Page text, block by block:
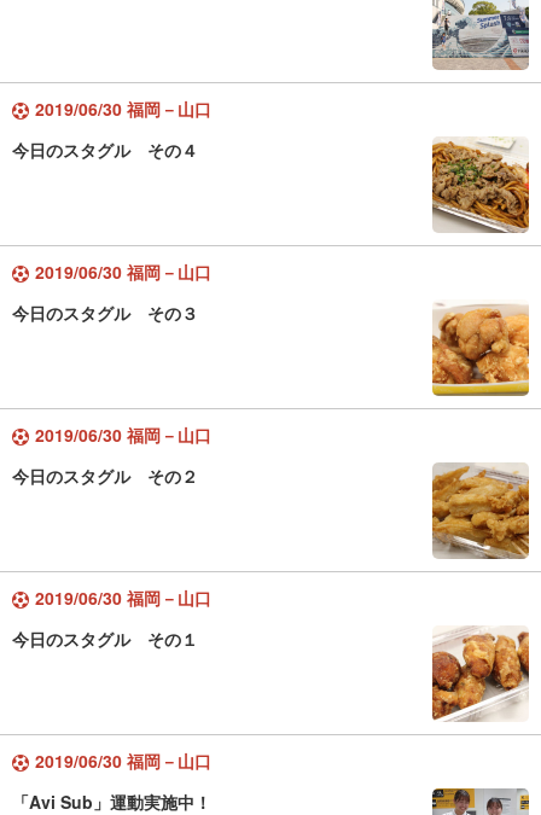
2019/06/30 福岡－山口
今日のスタグル その４
2019/06/30 福岡－山口
今日のスタグル その３
2019/06/30 福岡－山口
今日のスタグル その２
2019/06/30 福岡－山口
今日のスタグル その１
2019/06/30 福岡－山口
「Avi Sub」運動実施中！